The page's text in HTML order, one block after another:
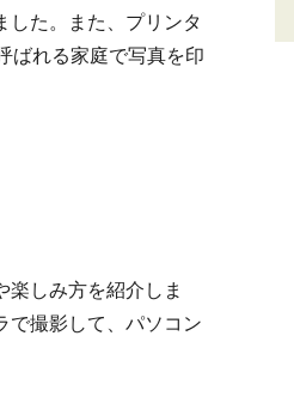
した。また、プリンタ
ばれる家庭で写真を印
楽しみ方を紹介しま
で撮影して、パソコン